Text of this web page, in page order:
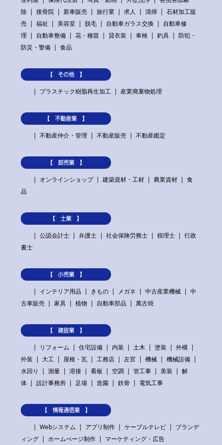
除
接骨院 新車販売 旅行業 求人 清掃
石材加工販
売
福祉 美容室 脱毛 自動車ガラス交換
自動車修
理
自動車整備 花・種苗 貸衣装 車検 釣具
防犯・
防災・警備
食品
【 その他 】
プラスチック樹脂再生加工
産業廃棄物処理
【 不動産業 】
不動産仲介・管理
不動産販売 不動産鑑定
【 卸売業 】
オンラインショップ
建築資材・工材 農業資材
食
品
【 士業 】
公認会計士
弁護士 社会保険労務士 税理士
行政
書士
【 小売業 】
インテリア用品
きもの メガネ 中古産業機械
中
古車販売
家具 植物 自動車部品 萬古焼
【 建設業 】
リフォーム
住宅設備 内装 土木 塗装
外構
外装
大工 屋根・瓦 工務店 左官 機械
機械設備
水回り
測量 溶接 看板 空調 管工事 美装
解
体
設計事務所 足場 造園 鉄骨 電気工事
【 情報通信業 】
Webシステム
アプリ制作 ケーブルテレビ
ブランデ
ィング
ホームぺージ制作 マーケティング・広告